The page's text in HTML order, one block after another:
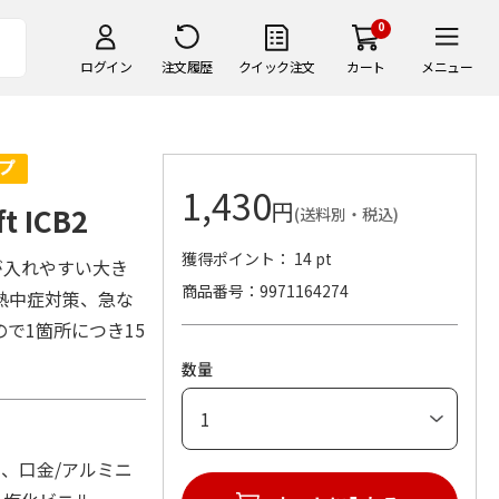
ログイン 注文履歴 クイック注文
0
カート メニュー
ICB2
れやすい大き
中症対策、急な
1箇所につき15
口金/アルミニ
1,430円(送料別・税込)
獲得ポイント： 14 pt
商品番号
9971164274
数量